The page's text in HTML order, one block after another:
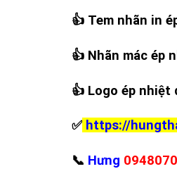
👍 Tem nhãn in
👍 Nhãn mác ép
👍 Logo ép nhiệt
✅ https://
📞 Hưng